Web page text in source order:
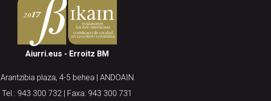
Aiurri.eus - Erroitz BM
Arantzibia plaza, 4-5 behea | ANDOAIN
Tel.: 943 300 732 | Faxa: 943 300 731